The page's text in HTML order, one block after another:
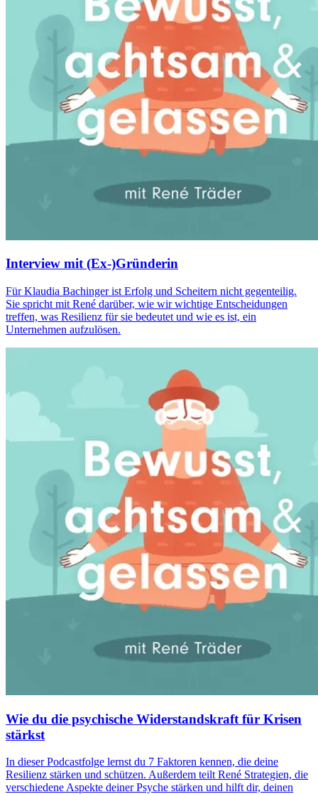
Interview mit (Ex-)Gründerin
Für Klaudia Bachinger ist Erfolg und Scheitern nicht gegenteilig.
Sie spricht mit René darüber, wie wir wichtige Entscheidungen
treffen, was Resilienz für sie bedeutet und wie es ist, ein
Unternehmen aufzulösen.
Wie du die psychische Widerstandskraft für Krisen
stärkst
In dieser Podcastfolge lernst du 7 Faktoren kennen, die deine
Resilienz stärken und schützen. Außerdem teilt René Strategien, die
verschiedene Aspekte deiner Psyche stärken und hilft dir, deinen